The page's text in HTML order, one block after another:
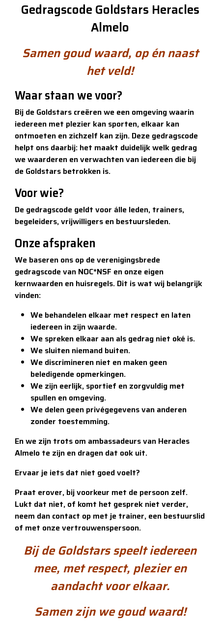
Gedragscode Goldstars Heracles
Almelo
Samen goud waard, op én naast
het veld!
Waar staan we voor?
Bij de Goldstars creëren we een omgeving waarin
iedereen met plezier kan sporten, elkaar kan
ontmoeten en zichzelf kan zijn. Deze gedragscode
helpt ons daarbij: het maakt duidelijk welk gedrag
we waarderen en verwachten van iedereen die bij
de Goldstars betrokken is.
Voor wie?
De gedragscode geldt voor álle leden, trainers,
begeleiders, vrijwilligers en bestuursleden.
Onze afspraken
We baseren ons op de verenigingsbrede
gedragscode van NOC*NSF en onze eigen
kernwaarden en huisregels. Dit is wat wij belangrijk
vinden:
We behandelen elkaar met respect en laten
iedereen in zijn waarde.
We spreken elkaar aan als gedrag niet oké is.
We sluiten niemand buiten.
We discrimineren niet en maken geen
beledigende opmerkingen.
We zijn eerlijk, sportief en zorgvuldig met
spullen en omgeving.
We delen geen privégegevens van anderen
zonder toestemming.
En we zijn trots om ambassadeurs van Heracles
Almelo te zijn en dragen dat ook uit.
Ervaar je iets dat niet goed voelt?
Praat erover, bij voorkeur met de persoon zelf.
Lukt dat niet, of komt het gesprek niet verder,
neem dan contact op met je trainer, een bestuurslid
of met onze vertrouwenspersoon.
Bij de Goldstars speelt iedereen
mee, met respect, plezier en
aandacht voor elkaar.
Samen zijn we goud waard!